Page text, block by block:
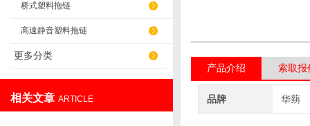
桥式塑料拖链
高速静音塑料拖链
更多分类
相关文章 ARTICLE
产品介绍 索取报
品牌 华蒴